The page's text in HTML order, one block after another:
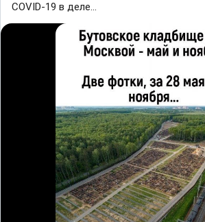
COVID-19 в деле...